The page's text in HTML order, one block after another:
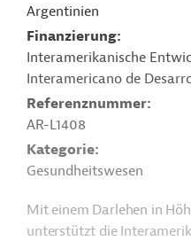
Argentinien
Finanzierung
Interamerikanische
Interamericano de
Referenznummer
AR-L1408
Kategorie
Gesundheitswesen
Mit einem Darlehen in
unterstützt die